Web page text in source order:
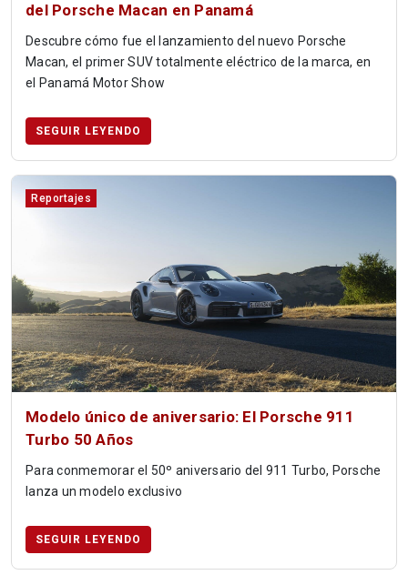
del Porsche Macan en Panamá
Descubre cómo fue el lanzamiento del nuevo Porsche
Macan, el primer SUV totalmente eléctrico de la marca, en
el Panamá Motor Show
SEGUIR LEYENDO
Reportajes
Modelo único de aniversario: El Porsche 911
Turbo 50 Años
Para conmemorar el 50º aniversario del 911 Turbo, Porsche
lanza un modelo exclusivo
SEGUIR LEYENDO